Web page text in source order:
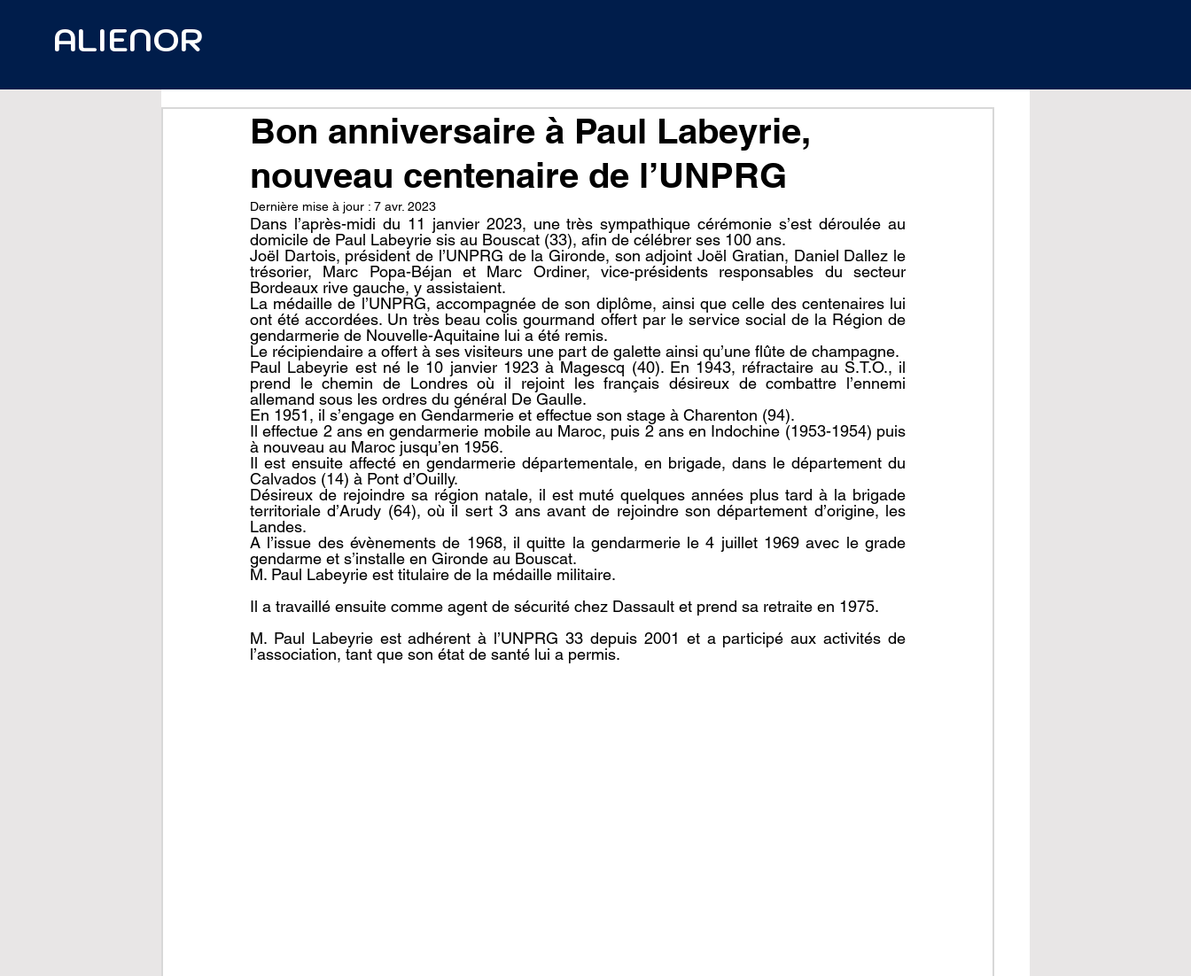
ALIENOR
Bon anniversaire à Paul Labeyrie,
nouveau centenaire de l’UNPRG
Dernière mise à jour : 7 avr. 2023
Dans l’après-midi du 11 janvier 2023, une très sympathique cérémonie s’est déroulée au
domicile de Paul Labeyrie sis au Bouscat (33), afin de célébrer ses 100 ans.
Joël Dartois, président de l’UNPRG de la Gironde, son adjoint Joël Gratian, Daniel Dallez le
trésorier, Marc Popa-Béjan et Marc Ordiner, vice-présidents responsables du secteur
Bordeaux rive gauche, y assistaient.
La médaille de l’UNPRG, accompagnée de son diplôme, ainsi que celle des centenaires lui
ont été accordées. Un très beau colis gourmand offert par le service social de la Région de
gendarmerie de Nouvelle-Aquitaine lui a été remis.
Le récipiendaire a offert à ses visiteurs une part de galette ainsi qu’une flûte de champagne.
Paul Labeyrie est né le 10 janvier 1923 à Magescq (40). En 1943, réfractaire au S.T.O., il
prend le chemin de Londres où il rejoint les français désireux de combattre l’ennemi
allemand sous les ordres du général De Gaulle.
En 1951, il s’engage en Gendarmerie et effectue son stage à Charenton (94).
Il effectue 2 ans en gendarmerie mobile au Maroc, puis 2 ans en Indochine (1953-1954) puis
à nouveau au Maroc jusqu’en 1956.
Il est ensuite affecté en gendarmerie départementale, en brigade, dans le département du
Calvados (14) à Pont d’Ouilly.
Désireux de rejoindre sa région natale, il est muté quelques années plus tard à la brigade
territoriale d’Arudy (64), où il sert 3 ans avant de rejoindre son département d’origine, les
Landes.
A l’issue des évènements de 1968, il quitte la gendarmerie le 4 juillet 1969 avec le grade
gendarme et s’installe en Gironde au Bouscat.
M. Paul Labeyrie est titulaire de la médaille militaire.
Il a travaillé ensuite comme agent de sécurité chez Dassault et prend sa retraite en 1975.
M. Paul Labeyrie est adhérent à l’UNPRG 33 depuis 2001 et a participé aux activités de
l’association, tant que son état de santé lui a permis.